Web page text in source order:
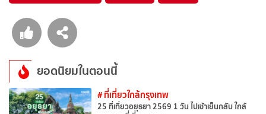
ยอดนิยมในตอนนี้
# ที่เที่ยวใกล้กรุงเทพ
25 ที่เที่ยวอยุธยา 2569 1 วัน ไปเช้าเย็นกลับ ใกล้